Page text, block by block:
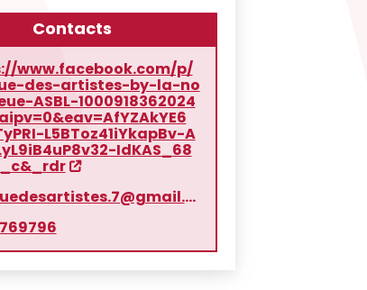
Contacts
www.facebook.com/p/
des-artistes-by-la-no
ASBL-1000918362024
L5BToz41iYkapBv-A
IdKAS_68
avenuedesartistes.7@gmail.com